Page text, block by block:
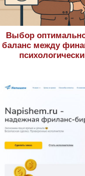
Выбор
баланс между